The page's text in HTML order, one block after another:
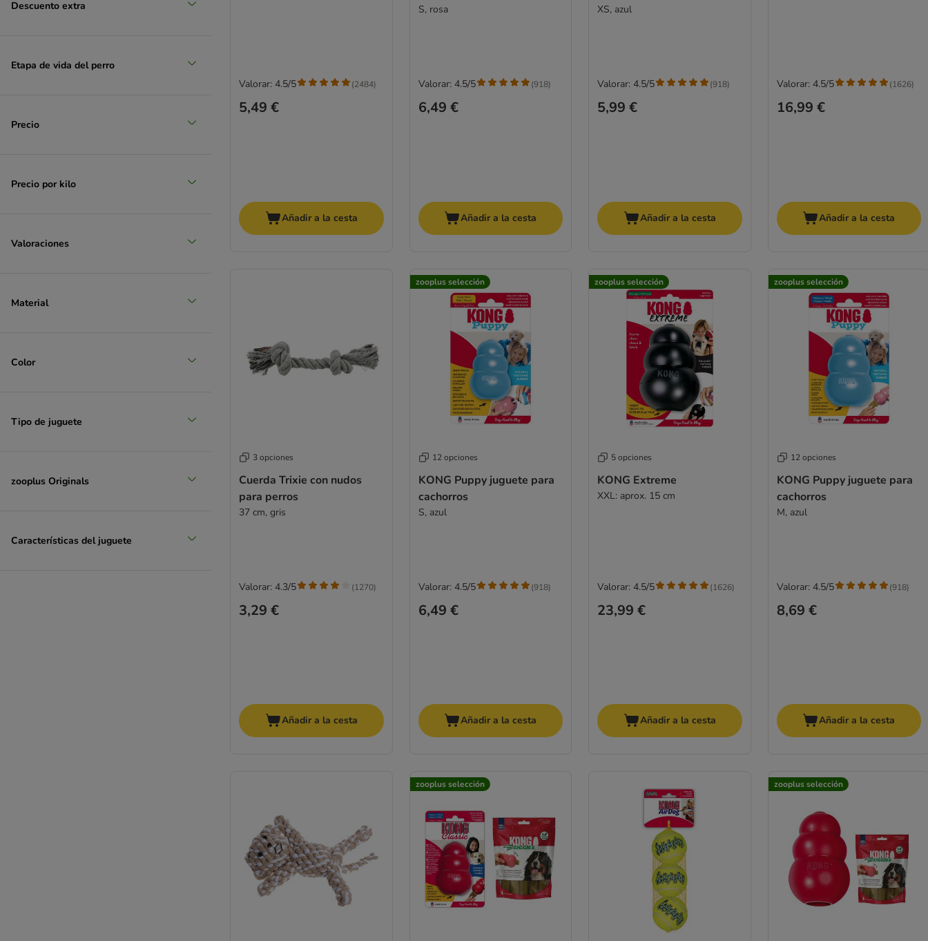
zooplus selección
Descuento extra
Etapa de vida del perro
Precio
Precio por kilo
Valoraciones
Material
Color
Tipo de juguete
zooplus Originals
Características del juguete
5,49 €
Valorar: 4.5/5 (2484)
Añadir a la cesta
S, rosa
6,49 €
Valorar: 4.5/5 (918)
Añadir a la cesta
XS, azul
5,99 €
Valorar: 4.5/5 (918)
Añadir a la cesta
16,99 €
Valorar: 4.5/5 (1626)
Añadir a la cesta
3 opciones
Cuerda Trixie con nudos
para perros
37 cm, gris
3,29 €
Valorar: 4.3/5 (1270)
Añadir a la cesta
zooplus selección
12 opciones
KONG Puppy juguete para
cachorros
S, azul
6,49 €
Valorar: 4.5/5 (918)
Añadir a la cesta
zooplus selección
5 opciones
KONG Extreme
XXL: aprox. 15 cm
23,99 €
Valorar: 4.5/5 (1626)
Añadir a la cesta
zooplus selección
12 opciones
KONG Puppy juguete para
cachorros
M, azul
8,69 €
Valorar: 4.5/5 (918)
Añadir a la cesta
zooplus selección zooplus selección